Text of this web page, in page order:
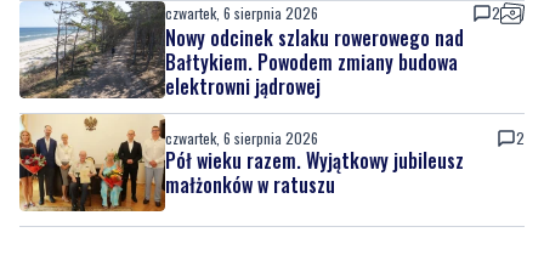
czwartek, 6 sierpnia 2026 2
Nowy odcinek szlaku rowerowego nad
Bałtykiem. Powodem zmiany budowa
elektrowni jądrowej
czwartek, 6 sierpnia 2026 2
Pół wieku razem. Wyjątkowy jubileusz
małżonków w ratuszu